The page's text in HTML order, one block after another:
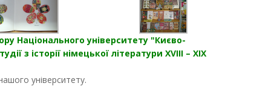
Національного університету "Києво-
з історії німецької літератури ХVIII – XIX
університету.